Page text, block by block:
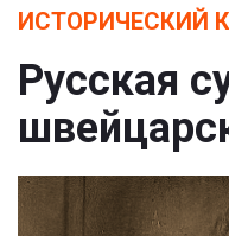
ИСТОРИЧЕСКИЙ
Русская